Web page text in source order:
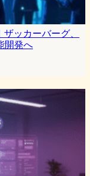
ッカーバーグ、
開発へ